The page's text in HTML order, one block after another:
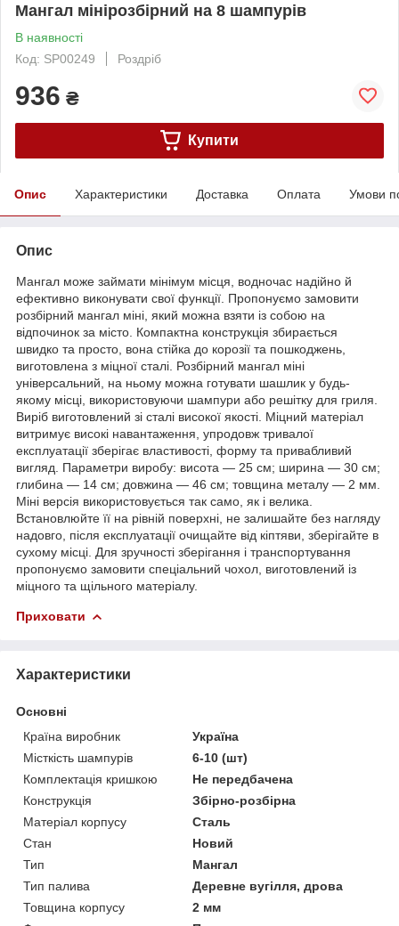
Мангал мінірозбірний на 8 шампурів
В наявності
Код: SP00249
Роздріб
936 ₴
Купити
Опис Характеристики Доставка Оплата Умови
Опис
Мангал може займати мінімум місця, водночас надійно й
ефективно виконувати свої функції. Пропонуємо замовити
розбірний мангал міні, який можна взяти із собою на
відпочинок за місто. Компактна конструкція збирається
швидко та просто, вона стійка до корозії та пошкоджень,
виготовлена з міцної сталі. Розбірний мангал міні
універсальний, на ньому можна готувати шашлик у будь-
якому місці, використовуючи шампури або решітку для гриля.
Виріб виготовлений зі сталі високої якості. Міцний матеріал
витримує високі навантаження, упродовж тривалої
експлуатації зберігає властивості, форму та привабливий
вигляд. Параметри виробу: висота — 25 см; ширина — 30 см;
глибина — 14 см; довжина — 46 см; товщина металу — 2 мм.
Міні версія використовується так само, як і велика.
Встановлюйте її на рівній поверхні, не залишайте без нагляду
надовго, після експлуатації очищайте від кіптяви, зберігайте в
сухому місці. Для зручності зберігання і транспортування
пропонуємо замовити спеціальний чохол, виготовлений із
міцного та щільного матеріалу.
Приховати
Характеристики
Основні
Країна виробник
Україна
Місткість шампурів
6-10 (шт)
Комплектація кришкою
Не передбачена
Конструкція
Збірно-розбірна
Матеріал корпусу
Сталь
Стан
Новий
Тип
Мангал
Тип палива
Деревне вугілля, дрова
Товщина корпусу
2 мм